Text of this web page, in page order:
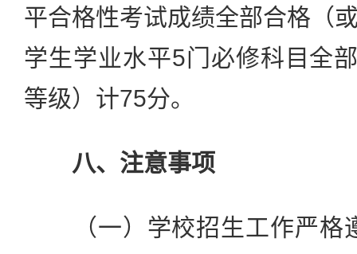
平合格性考试成绩全部合格（
学生学业水平5门必修科目全
等级）计75分。
八、注意事项
（一）学校招生工作严格